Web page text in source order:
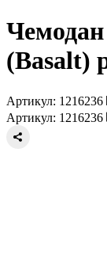
(Basalt)
Артикул: 1216236
Артикул: 1216236